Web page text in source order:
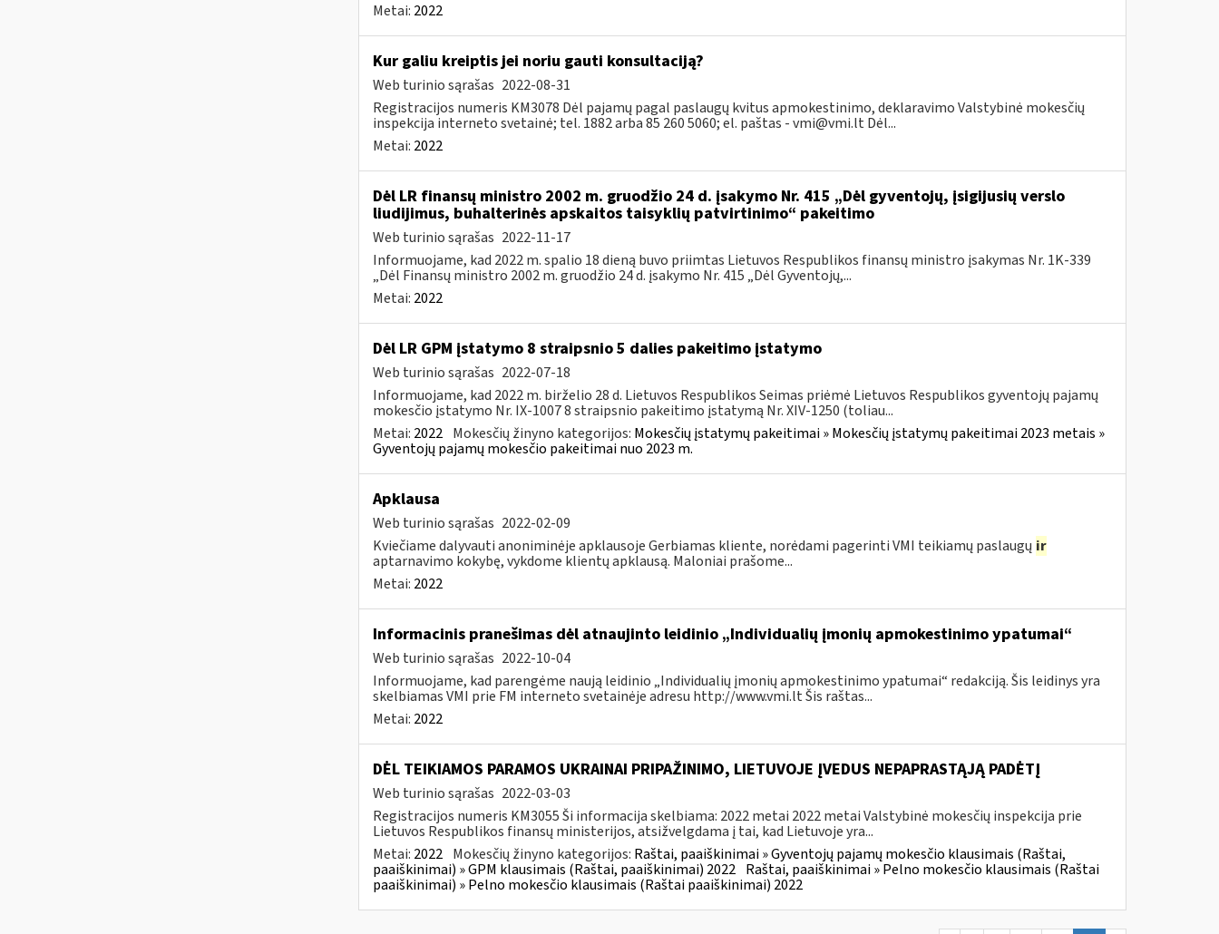
Metai: 2022
Kur galiu kreiptis jei noriu gauti konsultaciją?
Web turinio sąrašas 2022-08-31
Registracijos numeris KM3078 Dėl pajamų pagal paslaugų kvitus apmokestinimo, deklaravimo Valstybinė mokesčių
inspekcija interneto svetainė; tel. 1882 arba 85 260 5060; el. paštas -vmi@vmi.ltDėl...
Metai: 2022
Dėl LR finansų ministro 2002 m. gruodžio 24 d. įsakymo Nr. 415 „Dėl gyventojų, įsigijusių verslo
liudijimus, buhalterinės apskaitos taisyklių patvirtinimo“ pakeitimo
Web turinio sąrašas 2022-11-17
Informuojame, kad 2022 m. spalio 18 dieną buvo priimtas Lietuvos Respublikos finansų ministro įsakymas Nr. 1K-339
„Dėl Finansų ministro 2002 m. gruodžio 24 d. įsakymo Nr. 415 „Dėl Gyventojų,...
Metai: 2022
Dėl LR GPM įstatymo 8 straipsnio 5 dalies pakeitimo įstatymo
Web turinio sąrašas 2022-07-18
Informuojame, kad 2022 m. birželio 28 d. Lietuvos Respublikos Seimas priėmė Lietuvos Respublikos gyventojų pajamų
mokesčio įstatymo Nr. IX-1007 8 straipsnio pakeitimo įstatymą Nr. XIV-1250 (toliau...
Metai: 2022 Mokesčių žinyno kategorijos: Mokesčių įstatymų pakeitimai » Mokesčių įstatymų pakeitimai 2023 metais »
Gyventojų pajamų mokesčio pakeitimai nuo 2023 m.
Apklausa
Web turinio sąrašas 2022-02-09
Kviečiame dalyvauti anoniminėje apklausoje Gerbiamas kliente, norėdami pagerinti VMI teikiamų paslaugų ir
aptarnavimo kokybę, vykdome klientų apklausą. Maloniai prašome...
Metai: 2022
Informacinis pranešimas dėl atnaujinto leidinio „Individualių įmonių apmokestinimo ypatumai“
Web turinio sąrašas 2022-10-04
Informuojame, kad parengėme naują leidinio „Individualių įmonių apmokestinimo ypatumai“ redakciją. Šis leidinys yra
skelbiamas VMI prie FM interneto svetainėje adresu http://www.vmi.lt Šis raštas...
Metai: 2022
DĖL TEIKIAMOS PARAMOS UKRAINAI PRIPAŽINIMO, LIETUVOJE ĮVEDUS NEPAPRASTĄJĄ PADĖTĮ
Web turinio sąrašas 2022-03-03
Registracijos numeris KM3055 Ši informacija skelbiama: 2022 metai 2022 metai Valstybinė mokesčių inspekcija prie
Lietuvos Respublikos finansų ministerijos, atsižvelgdama į tai, kad Lietuvoje yra...
Metai: 2022 Mokesčių žinyno kategorijos: Raštai, paaiškinimai » Gyventojų pajamų mokesčio klausimais (Raštai,
paaiškinimai) » GPM klausimais (Raštai, paaiškinimai) 2022 Raštai, paaiškinimai » Pelno mokesčio klausimais (Raštai
paaiškinimai) » Pelno mokesčio klausimais (Raštai paaiškinimai) 2022